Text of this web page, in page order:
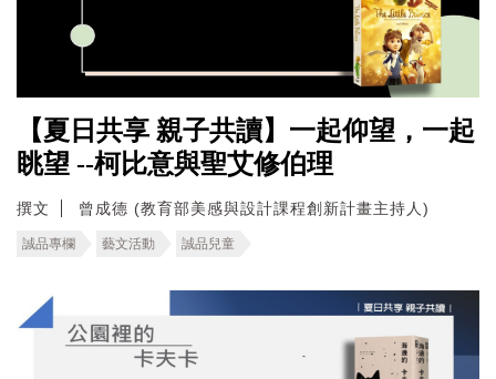
【夏日共享 親子共讀】一起仰望，一起
眺望 --柯比意與聖艾修伯理
撰文 曾成德 (教育部美感與設計課程創新計畫主持人)
誠品專欄 藝文活動 誠品兒童